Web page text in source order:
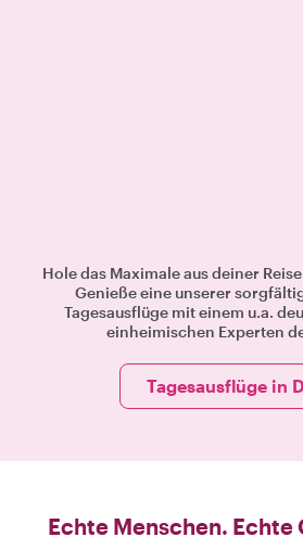
Hole das Maximale aus deiner
Genieße eine unserer
Tagesausflüge mit einem u.a.
einheimischen Experten
Tagesausflüge in
Echte Menschen. Echte